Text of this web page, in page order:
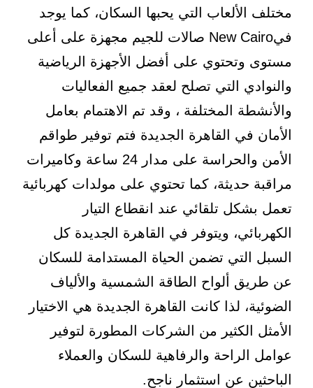
مختلف الألعاب التي يحبها السكان، كما يوجد
فيNew Cairo صالات للجيم مجهزة على أعلى
مستوى وتحتوي على أفضل الأجهزة الرياضية
والنوادي التي تصلح لعقد جميع الفعاليات
والأنشطة المختلفة ، وقد تم الاهتمام بعامل
الأمان في القاهرة الجديدة فتم توفير طواقم
الأمن والحراسة على مدار 24 ساعة وكاميرات
مراقبة حديثة، كما تحتوي على مولدات كهربائية
تعمل بشكل تلقائي عند انقطاع التيار
الكهربائي، ويتوفر في القاهرة الجديدة كل
السبل التي تضمن الحياة المستدامة للسكان
عن طريق ألواح الطاقة الشمسية والألياف
الضوئية، لذا كانت القاهرة الجديدة هي الاختيار
الأمثل الكثير من الشركات المطورة لتوفير
عوامل الراحة والرفاهية للسكان والعملاء
الباحثين عن استثمار ناجح.